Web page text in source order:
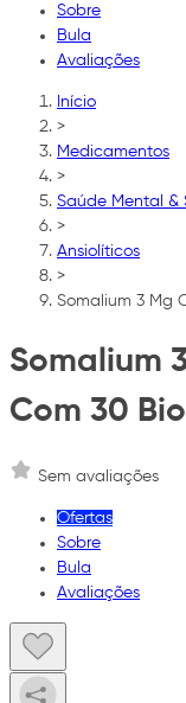
Sobre
Bula
Avaliações
Início
>
Medicamentos
>
Saúde Mental &
>
Ansiolíticos
>
Somalium 3 Mg
Somalium
Com 30
Sem avaliações
Ofertas
Sobre
Bula
Avaliações